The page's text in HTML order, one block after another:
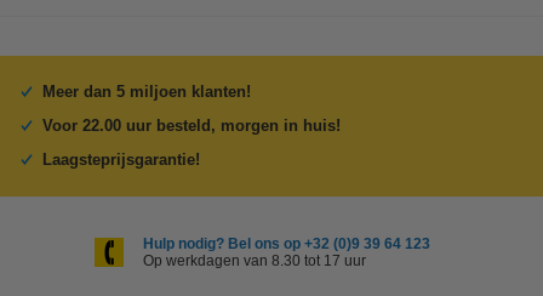
Meer dan 5 miljoen klanten!
Voor 22.00 uur besteld, morgen in huis!
Laagsteprijsgarantie!
Hulp nodig? Bel ons op +32 (0)9 39 64 123
Op werkdagen van 8.30 tot 17 uur